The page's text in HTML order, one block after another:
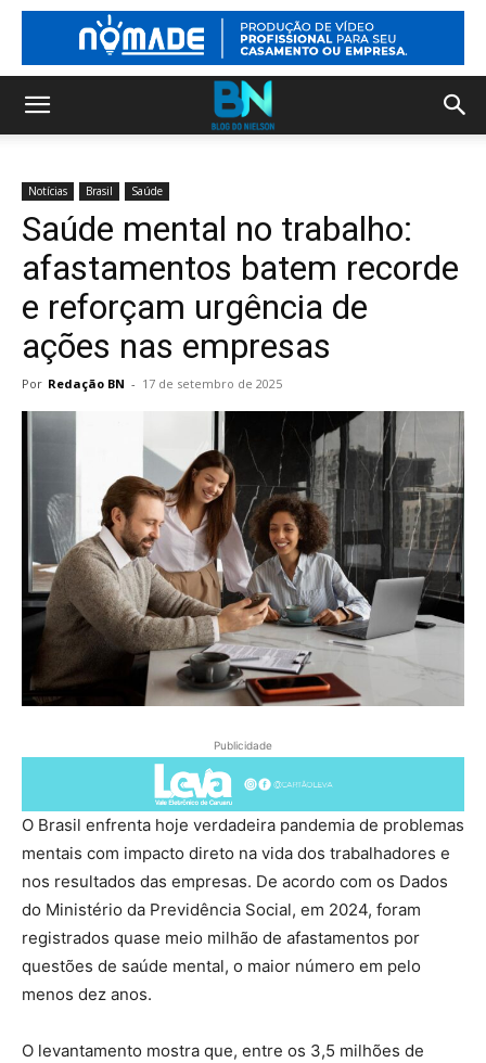
Notícias Brasil Saúde
Saúde mental no trabalho:
afastamentos batem recorde
e reforçam urgência de
ações nas empresas
Por Redação BN - 17 de setembro de 2025
Publicidade
O Brasil enfrenta hoje verdadeira pandemia de problemas
mentais com impacto direto na vida dos trabalhadores e
nos resultados das empresas. De acordo com os Dados
do Ministério da Previdência Social, em 2024, foram
registrados quase meio milhão de afastamentos por
questões de saúde mental, o maior número em pelo
menos dez anos.
O levantamento mostra que, entre os 3,5 milhões de